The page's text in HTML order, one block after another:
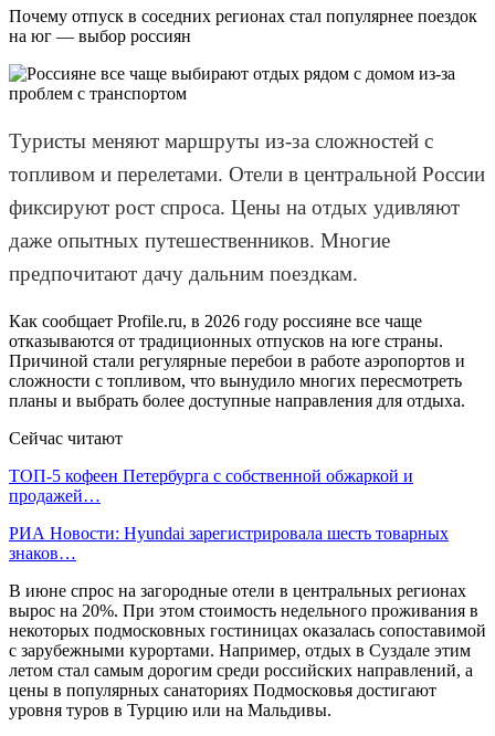
Почему отпуск в соседних регионах стал популярнее поездок
на юг — выбор россиян
Туристы меняют маршруты из-за сложностей с
топливом и перелетами. Отели в центральной России
фиксируют рост спроса. Цены на отдых удивляют
даже опытных путешественников. Многие
предпочитают дачу дальним поездкам.
Как сообщает Profile.ru, в 2026 году россияне все чаще
отказываются от традиционных отпусков на юге страны.
Причиной стали регулярные перебои в работе аэропортов и
сложности с топливом, что вынудило многих пересмотреть
планы и выбрать более доступные направления для отдыха.
Сейчас читают
ТОП-5 кофеен Петербурга с собственной обжаркой и
продажей…
РИА Новости: Hyundai зарегистрировала шесть товарных
знаков…
В июне спрос на загородные отели в центральных регионах
вырос на 20%. При этом стоимость недельного проживания в
некоторых подмосковных гостиницах оказалась сопоставимой
с зарубежными курортами. Например, отдых в Суздале этим
летом стал самым дорогим среди российских направлений, а
цены в популярных санаториях Подмосковья достигают
уровня туров в Турцию или на Мальдивы.